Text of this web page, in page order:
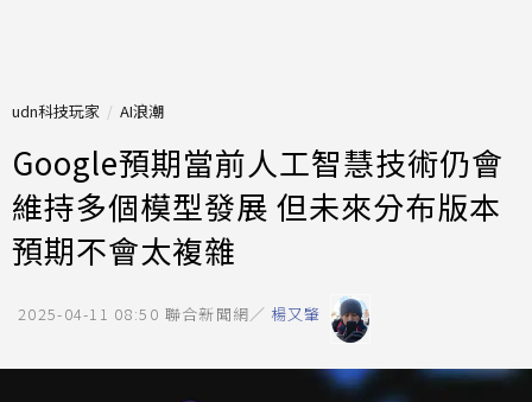
udn科技玩家 AI浪潮
Google預期當前人工智慧技術仍會
維持多個模型發展 但未來分布版本
預期不會太複雜
2025-04-11 08:50 聯合新聞網／ 楊又肇